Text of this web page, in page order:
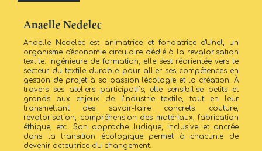
Anaelle Nedelec
Anaelle Nedelec est animatrice et fondatrice d'Unel, un
organisme d'économie circulaire dédié à la revalorisation
textile. Ingénieure de formation, elle s'est réorientée vers le
secteur du textile durable pour allier ses compétences en
gestion de projet à sa passion l'écologie et la création. À
travers ses ateliers participatifs, elle sensibilise petits et
grands aux enjeux de l'industrie textile, tout en leur
transmettant des savoir-faire concrets: couture,
revalorisation, compréhension des matériaux, fabrication
éthique, etc. Son approche ludique, inclusive et ancrée
dans la transition écologique permet à chacun.e de
devenir acteur.rice du changement.